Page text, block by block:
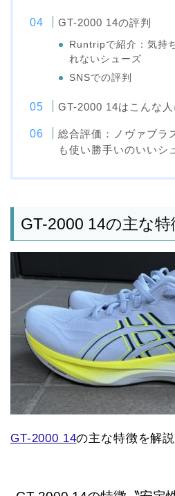
GT-2000 14の評判
Runtripで紹介：気持
れないシューズ
SNSでの評判
GT-2000 14はこんな人
総合評価：ノヴァブラ
も使い勝手いのいいシ
GT-2000 14の主な特
GT-2000 14の主な特徴を解説